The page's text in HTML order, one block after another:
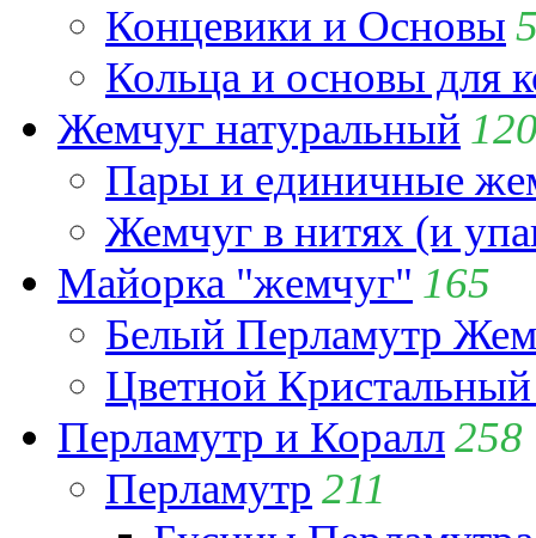
Концевики и Основы
Кольца и основы для
Жемчуг натуральный
Пары и единичные
Жемчуг в нитях (и
Майорка "жемчуг" 165
Белый Перламутр
Цветной
Перламутр и Коралл258
Перламутр 211